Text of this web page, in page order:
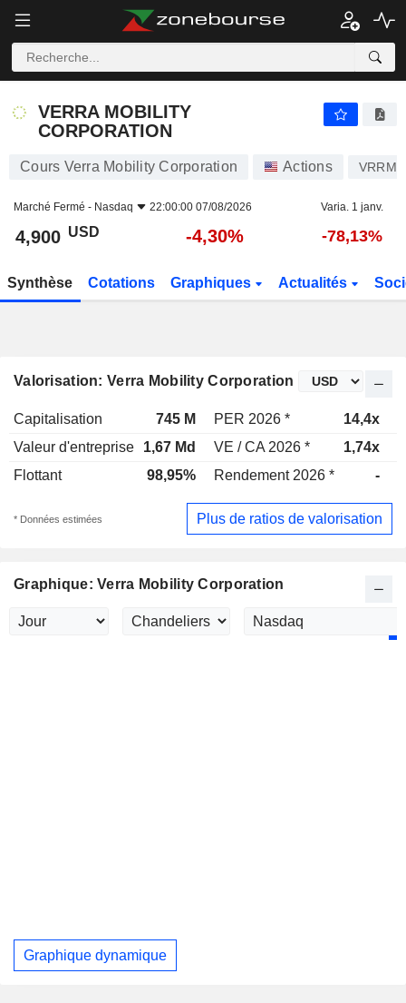
VERRA MOBILITY
CORPORATION
Cours Verra Mobility Corporation Actions VRRM
Marché Fermé - Nasdaq 22:00:00 07/08/2026 Varia. 1 janv.
4,900 USD -4,30% -78,13%
Synthèse Cotations Graphiques Actualités
Valorisation: Verra Mobility Corporation
Capitalisation 745 M PER 2026 * 14,4x
Valeur d'entreprise
1,67 Md VE / CA 2026 * 1,74x
Flottant
98,95% Rendement 2026 * -
* Données estimées Plus de ratios de valorisation
Graphique: Verra Mobility Corporation
Graphique dynamique